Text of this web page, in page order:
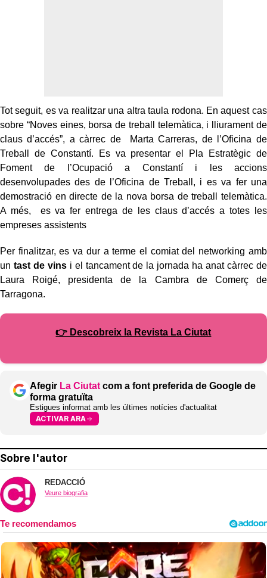
Tot seguit, es va realitzar una altra taula rodona. En aquest cas
sobre “Noves eines, borsa de treball telemàtica, i lliurament de
claus d’accés”, a càrrec de Marta Carreras, de l’Oficina de
Treball de Constantí. Es va presentar el Pla Estratègic de
Foment de l’Ocupació a Constantí i les accions
desenvolupades des de l’Oficina de Treball, i es va fer una
demostració en directe de la nova borsa de treball telemàtica.
A més, es va fer entrega de les claus d’accés a totes les
empreses assistents
Per finalitzar, es va dur a terme el comiat del networking amb
un tast de vinsi el tancament de la jornada ha anat càrrec de
Laura Roigé, presidenta de la Cambra de Comerç de
Tarragona.
👉 Descobreix la Revista La Ciutat
Afegir La Ciutat com a font preferida de Google de
forma gratuïta
Estigues informat amb les últimes notícies d'actualitat
ACTIVAR ARA
Sobre l'autor
REDACCIÓ
Veure biografia